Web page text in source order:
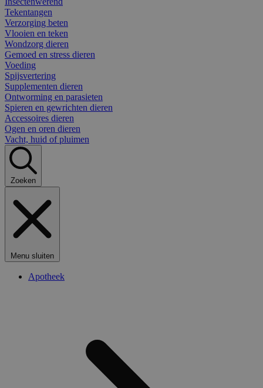
Tekentangen
Verzorging beten
Vlooien en teken
Wondzorg dieren
Gemoed en stress dieren
Voeding
Spijsvertering
Supplementen dieren
Ontworming en parasieten
Spieren en gewrichten dieren
Accessoires dieren
Ogen en oren dieren
Vacht, huid of pluimen
Zoeken
Menu sluiten
Apotheek